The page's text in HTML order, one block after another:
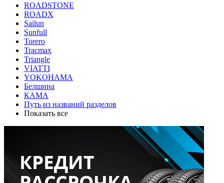
ROADSTONE
ROADX
Sailun
Sunfull
Torero
Tracmax
Triangle
VIATTI
YOKOHAMA
Белшина
КАМА
Путь из названий разделов
Показать все